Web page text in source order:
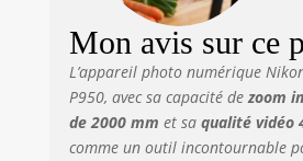
sans
Nikon
Mon avis sur ce
L’appareil photo numérique
P950, avec sa capacité dezoom
de 2000 mm et sa qualité vidéo
comme un outil incontournable